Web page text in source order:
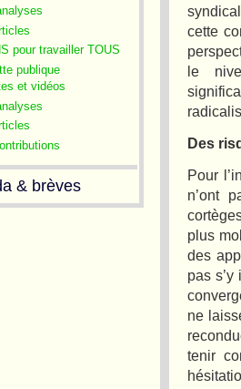
pour travailler TOUS
publique
et vidéos
& brèves
cette
le
Des
Pour
n’ont
plus
des
pas
ne
tenir